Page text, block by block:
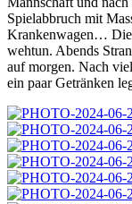
Spielabbruch mit
Krankenwagen… Die
wehtun. Abends
auf morgen. Nach
ein paar Getränken